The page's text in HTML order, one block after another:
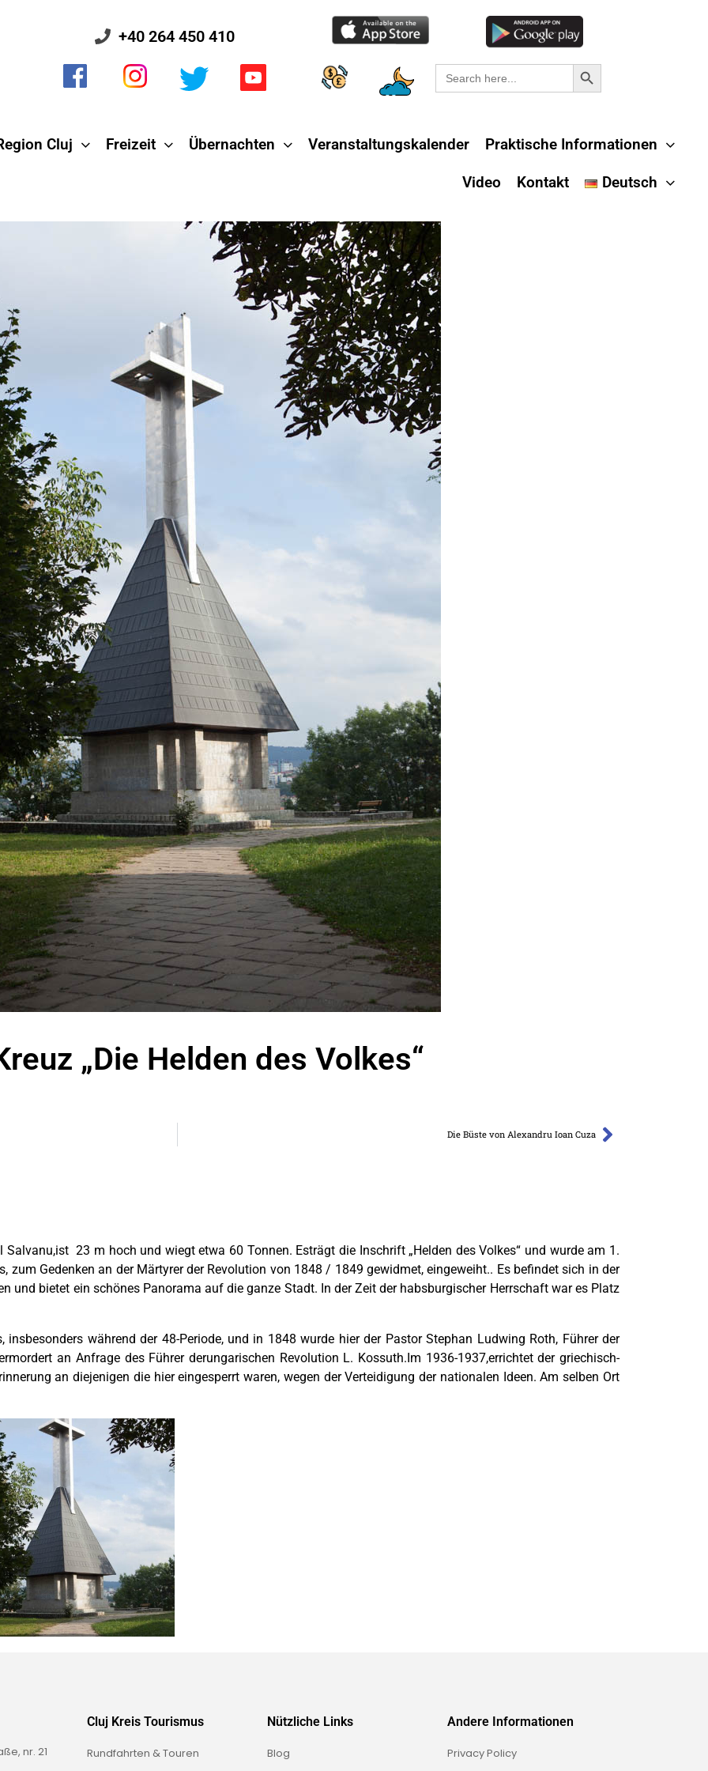
+40 264 450 410
Search
for:
Search Button
Cluj Freizeit Übernachten Veranstaltungskalender Praktische Informationen
Video Kontakt Deutsch
„Die Helden des Volkes“
Die Büste von Alexandru Ioan Cuza
23 m hoch und wiegt etwa 60 Tonnen. Esträgt die Inschrift „Helden des Volkes“ und wurde am 1.
zum Gedenken an der Märtyrer der Revolution von 1848 / 1849 gewidmet, eingeweiht.. Es befindet sich in der
und bietet ein schönes Panorama auf die ganze Stadt. In der Zeit der habsburgischer Herrschaft war es Platz
insbesonders während der 48-Periode, und in 1848 wurde hier der Pastor Stephan Ludwing Roth, Führer der
an Anfrage des Führer derungarischen Revolution L. Kossuth.Im 1936-1937,errichtet der griechisch-
an diejenigen die hier eingesperrt waren, wegen der Verteidigung der nationalen Ideen. Am selben Ort
nr. 21
Cluj Kreis Tourismus
Rundfahrten & Touren
Nützliche Links
Blog
Andere Informationen
Privacy Policy